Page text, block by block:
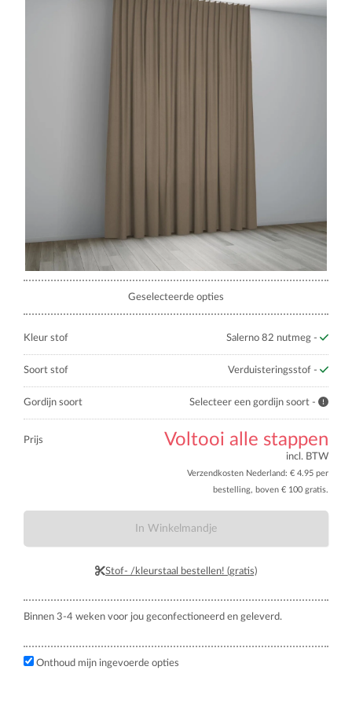
Geselecteerde opties
Kleur stof Salerno 82 nutmeg -
Soort stof Verduisteringsstof -
Gordijn soort Selecteer een gordijn soort -
Prijs Voltooi alle stappen
incl. BTW
Verzendkosten Nederland: € 4.95 per
bestelling, boven € 100 gratis.
In Winkelmandje
Stof- /kleurstaal bestellen! (gratis)
Binnen 3-4 weken voor jou geconfectioneerd en geleverd.
Onthoud mijn ingevoerde opties